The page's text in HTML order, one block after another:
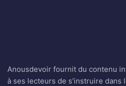
Anousdevoir fournit du contenu
à ses lecteurs de s’instruire dans